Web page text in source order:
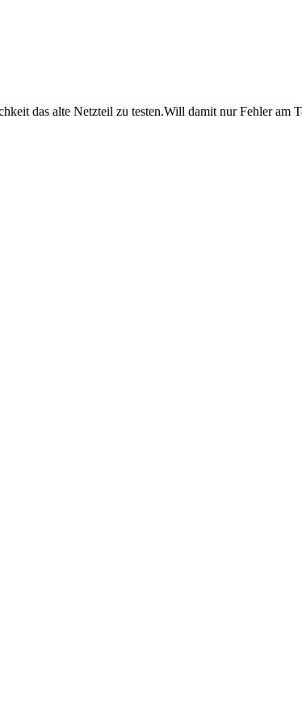
das alte Netzteil zu testen.Will damit nur Fehler am